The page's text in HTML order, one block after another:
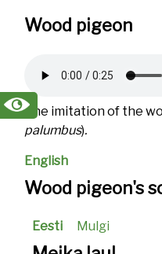
Wood pigeon
file
The imitation of the
palumbus).
English
Wood pigeon's
Eesti Mulgi